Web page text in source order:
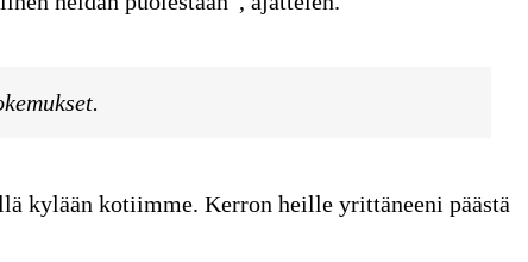
kylään kotiimme. Kerron heille yrittäneeni päästä